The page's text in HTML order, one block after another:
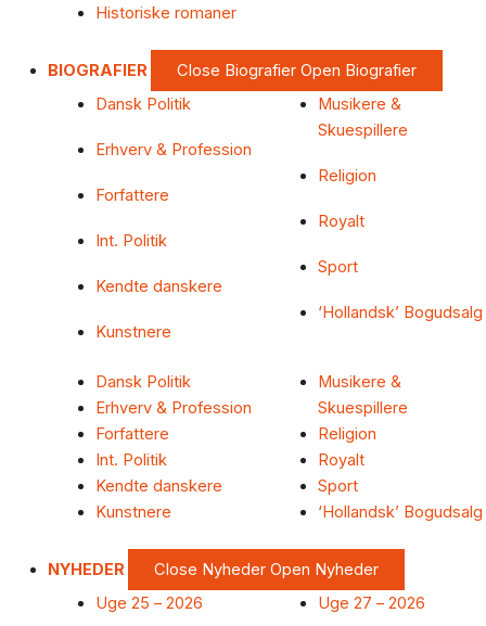
Historiske romaner
BIOGRAFIER Close Biografier Open Biografier
Dansk Politik
Erhverv & Profession
Forfattere
Int. Politik
Kendte danskere
Kunstnere
Musikere &
Skuespillere
Religion
Royalt
Sport
‘Hollandsk’ Bogudsalg
Dansk Politik
Erhverv & Profession
Forfattere
Int. Politik
Kendte danskere
Kunstnere
Musikere &
Skuespillere
Religion
Royalt
Sport
‘Hollandsk’ Bogudsalg
NYHEDER Close Nyheder Open Nyheder
Uge 25 – 2026
Uge 27 – 2026